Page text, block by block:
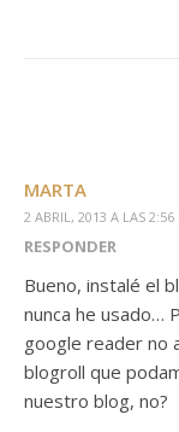
MARTA
2 ABRIL, 2013 A LAS 2:56
RESPONDER
Bueno, instalé el
nunca he usado…
google reader no
blogroll que
nuestro blog, no?